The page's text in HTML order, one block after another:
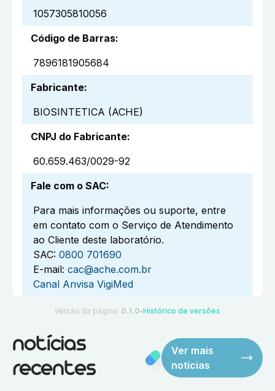
1057305810056
Código de Barras:
7896181905684
Fabricante:
BIOSINTETICA (ACHE)
CNPJ do Fabricante:
60.659.463/0029-92
Fale com o SAC:
Para mais informações ou suporte, entre
em contato com o Serviço de Atendimento
ao Cliente deste laboratório.
SAC: 0800 701690
E-mail: cac@ache.com.br
Canal Anvisa VigiMed
Versão da página: 0.1.0 ●Histórico de versões
notícias
recentes
Ver mais
notícias